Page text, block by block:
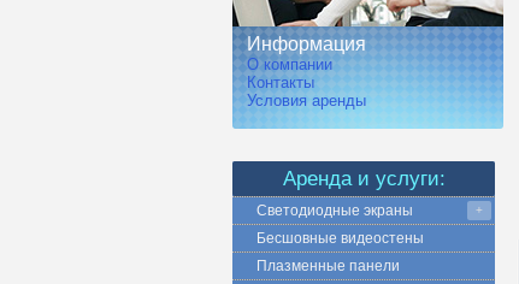
Информация
О компании
Контакты
Условия аренды
Аренда и услуги:
+
Светодиодные экраны
Бесшовные видеостены
Плазменные панели